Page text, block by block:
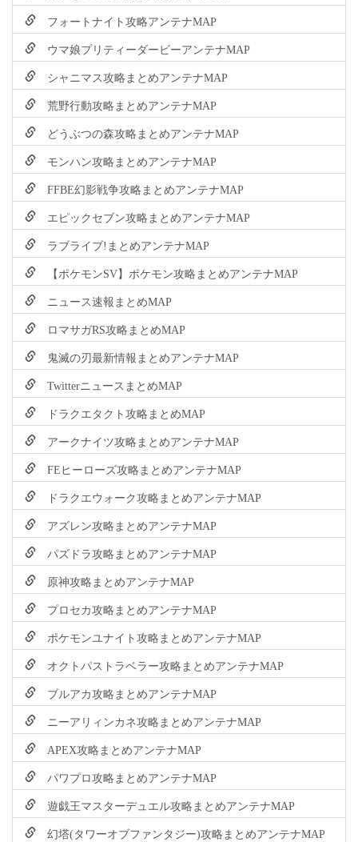
フォートナイト攻略アンテナMAP
ウマ娘プリティーダービーアンテナMAP
シャニマス攻略まとめアンテナMAP
荒野行動攻略まとめアンテナMAP
どうぶつの森攻略まとめアンテナMAP
モンハン攻略まとめアンテナMAP
FFBE幻影戦争攻略まとめアンテナMAP
エピックセブン攻略まとめアンテナMAP
ラブライブ!まとめアンテナMAP
【ポケモンSV】ポケモン攻略まとめアンテナMAP
ニュース速報まとめMAP
ロマサガRS攻略まとめMAP
鬼滅の刃最新情報まとめアンテナMAP
TwitterニュースまとめMAP
ドラクエタクト攻略まとめMAP
アークナイツ攻略まとめアンテナMAP
FEヒーローズ攻略まとめアンテナMAP
ドラクエウォーク攻略まとめアンテナMAP
アズレン攻略まとめアンテナMAP
パズドラ攻略まとめアンテナMAP
原神攻略まとめアンテナMAP
プロセカ攻略まとめアンテナMAP
ポケモンユナイト攻略まとめアンテナMAP
オクトパストラベラー攻略まとめアンテナMAP
ブルアカ攻略まとめアンテナMAP
ニーアリィンカネ攻略まとめアンテナMAP
APEX攻略まとめアンテナMAP
パワプロ攻略まとめアンテナMAP
遊戯王マスターデュエル攻略まとめアンテナMAP
幻塔(タワーオブファンタジー)攻略まとめアンテナMAP